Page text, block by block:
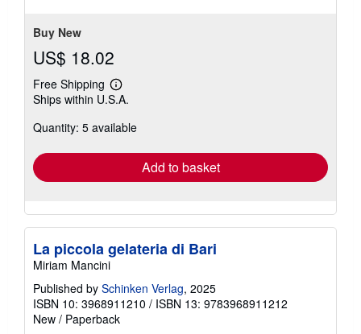
Buy New
US$ 18.02
Free Shipping
Learn
more
shipping
Ships within U.S.A.
Quantity: 5 available
Add to basket
La piccola gelateria di Bari
Miriam Mancini
Published by Schinken Verlag, 2025
ISBN 10: 3968911210 / ISBN 13: 9783968911212
New / Paperback